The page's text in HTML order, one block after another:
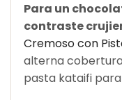
Para un
contraste
Cremoso con
alterna
pasta kataifi